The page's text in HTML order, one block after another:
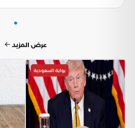
بوابة السعودية
مستقبل اللوحات
اللوحات الإلكتروني